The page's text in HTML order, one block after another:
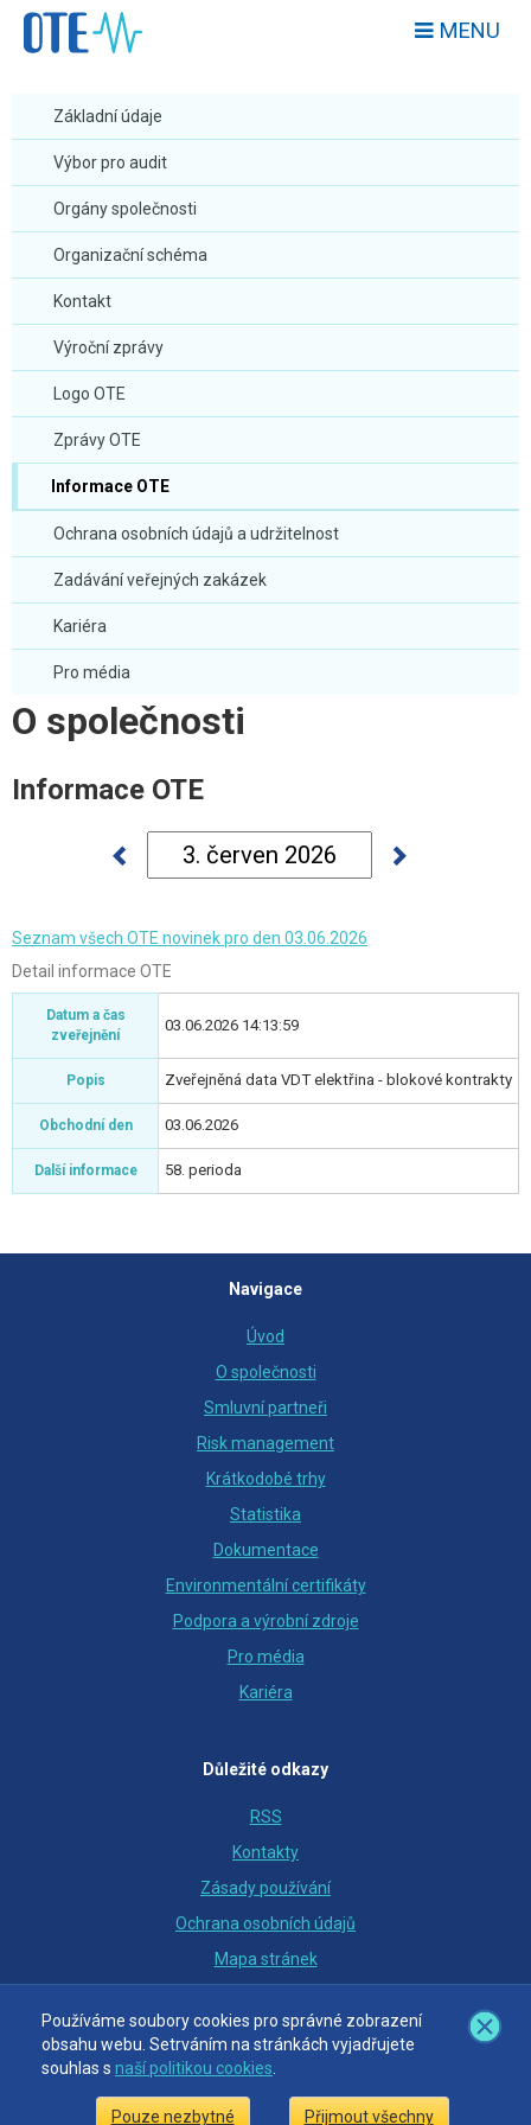
MENU
Základní údaje
Výbor pro audit
Orgány společnosti
Organizační schéma
Kontakt
Výroční zprávy
Logo OTE
Zprávy OTE
Informace OTE
Ochrana osobních údajů a udržitelnost
Zadávání veřejných zakázek
Kariéra
Pro média
O společnosti
Informace OTE
Seznam všech OTE novinek pro den 03.06.2026
Detail informace OTE
Datum a čas
zveřejnění
03.06.2026 14:13:59
Popis Zveřejněná data VDT elektřina - blokové kontrakty
Obchodní den 03.06.2026
Další informace 58. perioda
Používáme soubory cookies pro správné zobrazení
obsahu webu. Setrváním na stránkách vyjadřujete
souhlas s naší politikou cookies
Pouze nezbytné Přijmout všechny
Navigace
Úvod
O společnosti
Smluvní partneři
Risk management
Krátkodobé trhy
Statistika
Dokumentace
Environmentální certifikáty
Podpora a výrobní zdroje
Pro média
Kariéra
Důležité odkazy
RSS
Kontakty
Zásady používání
Ochrana osobních údajů
Mapa stránek
© OTE, a.s., 2018
Používáme soubory cookies pro správné zobrazení
obsahu webu. Setrváním na stránkách vyjadřujete
souhlas s naší politikou cookies
Pouze nezbytné Přijmout všechny